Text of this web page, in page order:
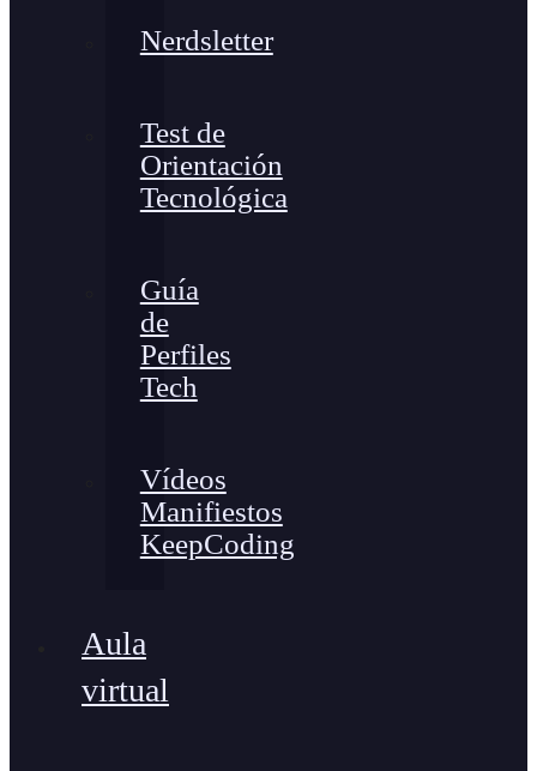
Nerdsletter
Test de
Orientación
Tecnológica
Guía
de
Perfiles
Tech
Vídeos
Manifiestos
KeepCoding
Aula
virtual